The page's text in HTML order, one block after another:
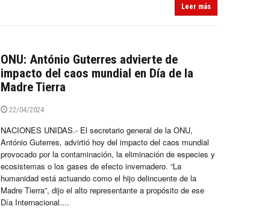
Leer más
ONU: António Guterres advierte de
impacto del caos mundial en Día de la
Madre Tierra
22/04/2024
NACIONES UNIDAS.- El secretario general de la ONU,
António Guterres, advirtió hoy del impacto del caos mundial
provocado por la contaminación, la eliminación de especies y
ecosistemas o los gases de efecto invernadero. “La
humanidad está actuando como el hijo delincuente de la
Madre Tierra”, dijo el alto representante a propósito de ese
Día Internacional....